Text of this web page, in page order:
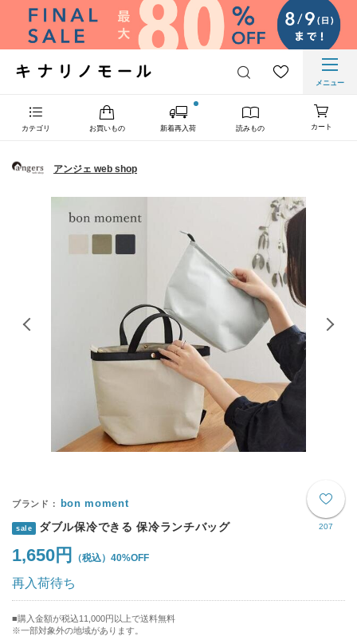
メニュー
カテゴリ お買いもの 新着再入荷 読みもの カート
アンジェ web shop
207
bon moment
sale ダブル保冷できる 保冷ランチバッグ
1,650円 40%OFF
再入荷待ち
購入金額が税込11,000円以上で送料無料
※一部対象外の地域があります。